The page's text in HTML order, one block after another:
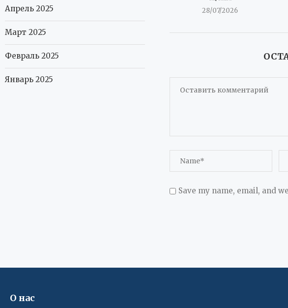
28/07/2026
Save my name, email, and
Апрель 2025
Март 2025
Февраль 2025
Январь 2025
О нас